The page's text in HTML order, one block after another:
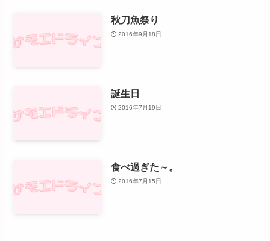
秋刀魚祭り
2016年9月18日
誕生日
2016年7月19日
食べ過ぎた～。
2016年7月15日